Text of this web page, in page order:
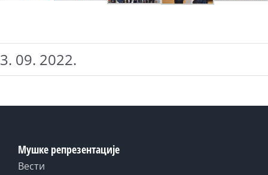
3. 09. 2022.
Мушке репрезентације
Вести